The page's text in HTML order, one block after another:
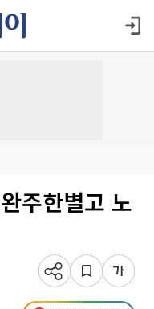
주한별고 노